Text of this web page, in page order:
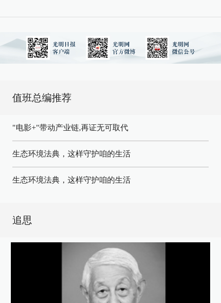
值班总编推荐
"电影+"带动产业链,再证无可取代
生态环境法典，这样守护咱的生活
生态环境法典，这样守护咱的生活
追思